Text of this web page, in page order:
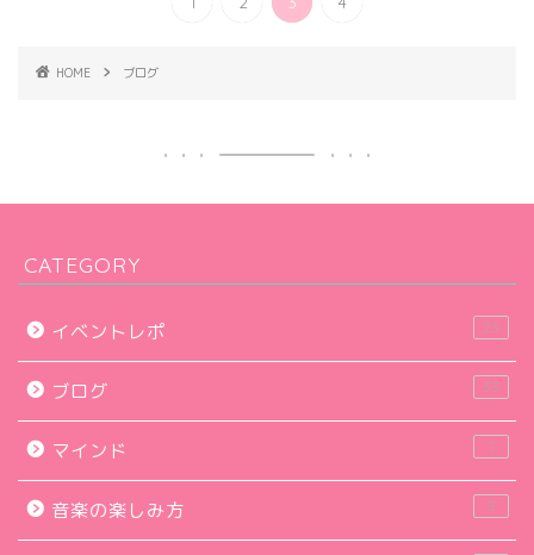
HOME ブログ
CATEGORY
イベントレポ 23
ブログ 33
マインド 7
音楽の楽しみ方 9